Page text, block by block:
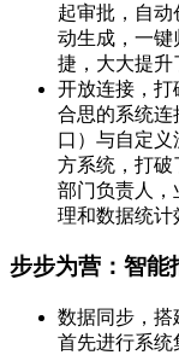
起审批，自
动生成，一键
捷，大大提升
开放连接，打
合思的系统连
口）与自定
方系统，打破
部门负责人，
理和数据统计
步步为营：智能
数据同步，搭
首先进行系统